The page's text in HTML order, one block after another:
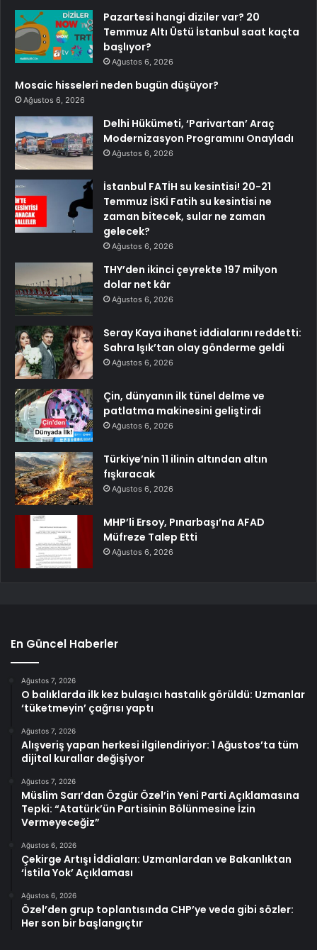
Pazartesi hangi diziler var? 20
Temmuz Altı Üstü İstanbul saat kaçta
başlıyor?
Ağustos 6, 2026
Mosaic hisseleri neden bugün düşüyor?
Ağustos 6, 2026
Delhi Hükümeti, ‘Parivartan’ Araç
Modernizasyon Programını Onayladı
Ağustos 6, 2026
İstanbul FATİH su kesintisi! 20-21
Temmuz İSKİ Fatih su kesintisi ne
zaman bitecek, sular ne zaman
gelecek?
Ağustos 6, 2026
THY’den ikinci çeyrekte 197 milyon
dolar net kâr
Ağustos 6, 2026
Seray Kaya ihanet iddialarını reddetti:
Sahra Işık’tan olay gönderme geldi
Ağustos 6, 2026
Çin, dünyanın ilk tünel delme ve
patlatma makinesini geliştirdi
Ağustos 6, 2026
Türkiye’nin 11 ilinin altından altın
fışkıracak
Ağustos 6, 2026
MHP’li Ersoy, Pınarbaşı’na AFAD
Müfreze Talep Etti
Ağustos 6, 2026
En Güncel Haberler
Ağustos 7, 2026
O balıklarda ilk kez bulaşıcı hastalık görüldü: Uzmanlar
‘tüketmeyin’ çağrısı yaptı
Ağustos 7, 2026
Alışveriş yapan herkesi ilgilendiriyor: 1 Ağustos’ta tüm
dijital kurallar değişiyor
Ağustos 7, 2026
Müslim Sarı’dan Özgür Özel’in Yeni Parti Açıklamasına
Tepki: “Atatürk’ün Partisinin Bölünmesine İzin
Vermeyeceğiz”
Ağustos 6, 2026
Çekirge Artışı İddiaları: Uzmanlardan ve Bakanlıktan
‘İstila Yok’ Açıklaması
Ağustos 6, 2026
Özel’den grup toplantısında CHP’ye veda gibi sözler:
Her son bir başlangıçtır